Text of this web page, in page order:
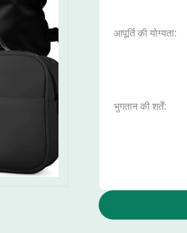
आपूर्ति की योग्यता:
भुगतान की शर्तें: